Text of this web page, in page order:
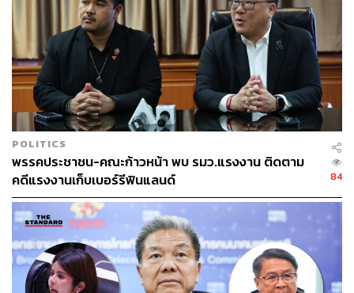
POLITICS
พรรคประชาชน-คณะก้าวหน้า พบ รมว.แรงงาน ติดตาม
คดีแรงงานเก็บเบอร์รีฟินแลนด์
84